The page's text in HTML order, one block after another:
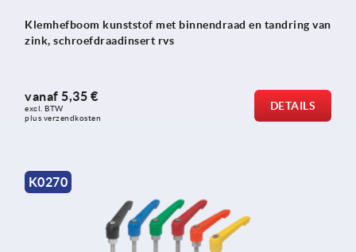
Klemhefboom kunststof met binnendraad en tandring van
zink, schroefdraadinsert rvs
vanaf 5,35 €
excl. BTW
plus verzendkosten
DETAILS
K0270